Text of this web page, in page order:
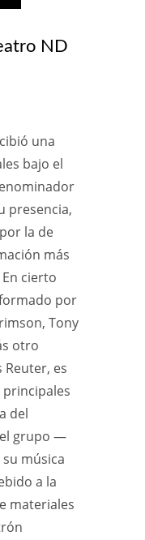
ND
una
bajo el
presencia,
la de
más
cierto
por
Tony
otro
Reuter, es
principales
del
grupo —
música
a la
materiales